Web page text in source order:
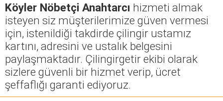
Köyler Nöbetçi Anahtarcı hizmeti almak
isteyen siz müşterilerimize güven vermesi
için, istenildiği takdirde çilingir ustamız
kartını, adresini ve ustalık belgesini
paylaşmaktadır. Çilingirgetir ekibi olarak
sizlere güvenli bir hizmet verip, ücret
şeffaflığı garanti ediyoruz.